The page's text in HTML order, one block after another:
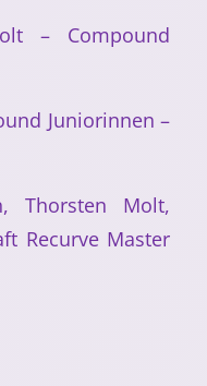
– Compound
Juniorinnen –
Thorsten Molt,
Recurve Master